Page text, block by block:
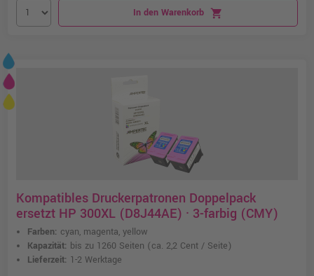
In den Warenkorb shopping_cart
Kompatibles Druckerpatronen Doppelpack
ersetzt HP 300XL (D8J44AE) · 3-farbig (CMY)
Farben: cyan, magenta, yellow
Kapazität: bis zu 1260 Seiten (ca. 2,2 Cent / Seite)
Lieferzeit: 1-2 Werktage